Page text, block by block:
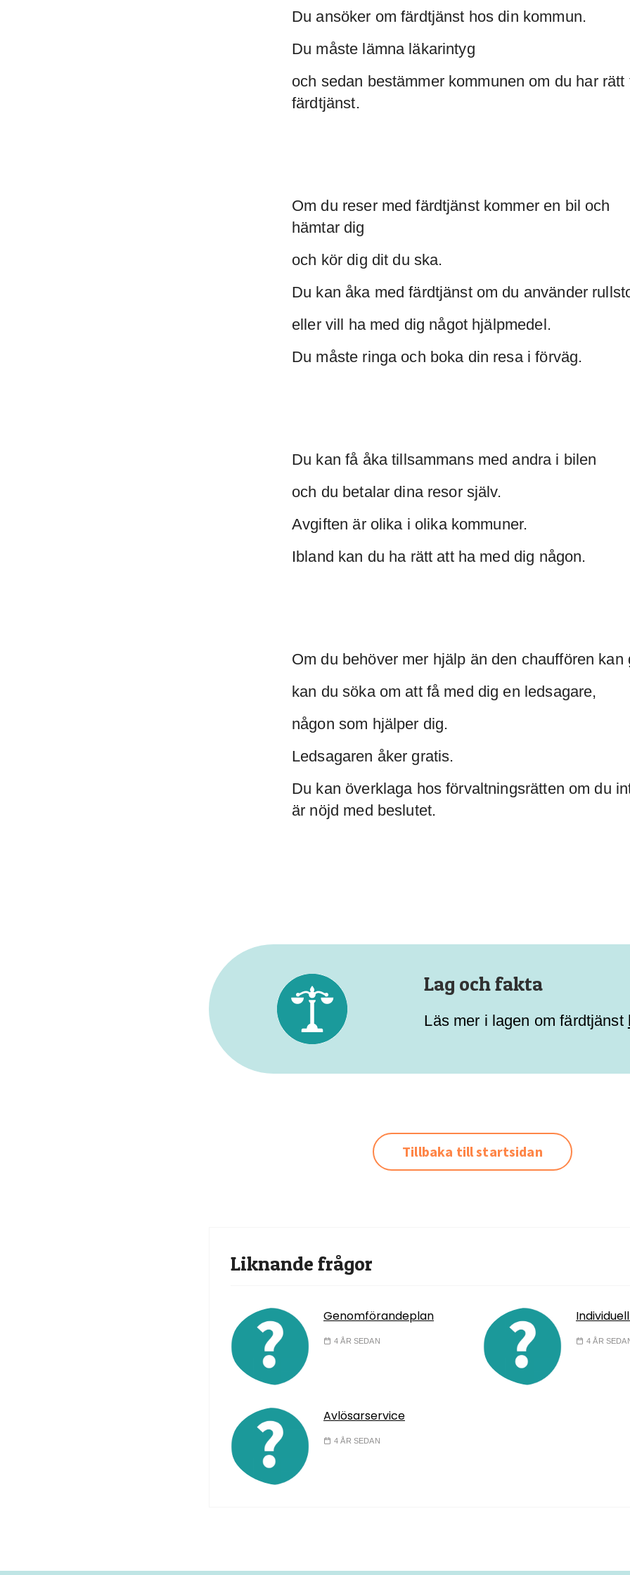
Du ansöker om färdtjänst hos din kommun.
Du måste lämna läkarintyg
och sedan bestämmer kommunen om du har rätt
färdtjänst.
Om du reser med färdtjänst kommer en bil och
hämtar dig
och kör dig dit du ska.
Du kan åka med färdtjänst om du använder
eller vill ha med dig något hjälpmedel.
Du måste ringa och boka din resa i förväg.
Du kan få åka tillsammans med andra i bilen
och du betalar dina resor själv.
Avgiften är olika i olika kommuner.
Ibland kan du ha rätt att ha med dig någon.
Om du behöver mer hjälp än den chauffören kan
kan du söka om att få med dig en ledsagare,
någon som hjälper dig.
Ledsagaren åker gratis.
Du kan överklaga hos förvaltningsrätten om du
är nöjd med beslutet.
Lag och fakta
Läs mer i lagen om färdtjänst
Tillbaka till startsidan
Liknande frågor
Genomförandeplan
4 ÅR SEDAN 4 ÅR
Avlösarservice
4 ÅR SEDAN